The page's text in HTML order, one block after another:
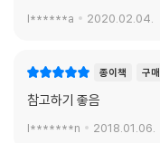
l******a 2020.02.04.
종이책 구매
참고하기 좋음
l*******n 2018.01.06.